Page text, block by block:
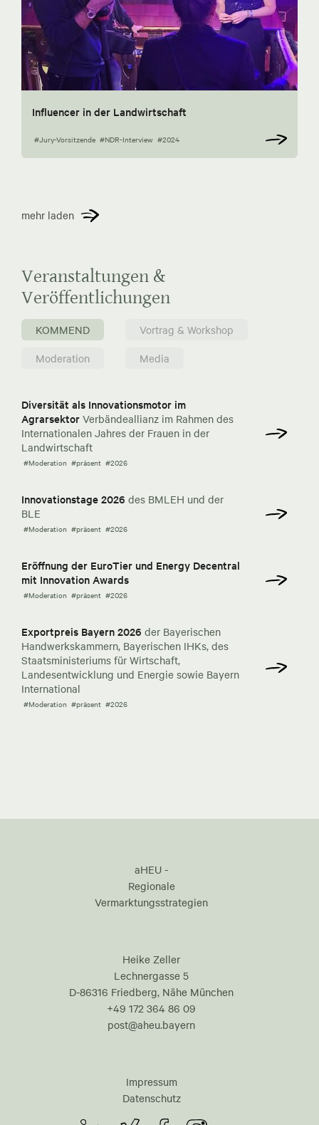
Influencer in der Landwirtschaft
#Jury-Vorsitzende #NDR-Interview #2024
mehr laden
Veranstaltungen &
Veröffentlichungen
KOMMEND
Vortrag & Workshop
Moderation
Media
Diversität als Innovationsmotor im
Agrarsektor Verbändeallianz im Rahmen des
Internationalen Jahres der Frauen in der
Landwirtschaft
#Moderation #präsent #2026
Innovationstage 2026 des BMLEH und der
BLE
#Moderation #präsent #2026
Eröffnung der EuroTier und Energy Decentral
mit Innovation Awards
#Moderation #präsent #2026
Exportpreis Bayern 2026 der Bayerischen
Handwerkskammern, Bayerischen IHKs, des
Staatsministeriums für Wirtschaft,
Landesentwicklung und Energie sowie Bayern
International
#Moderation #präsent #2026
aHEU -
Regionale
Vermarktungsstrategien
Heike Zeller
Lechnergasse 5
D-86316 Friedberg, Nähe München
+49 172 364 86 09
post@aheu.bayern
Impressum
Datenschutz